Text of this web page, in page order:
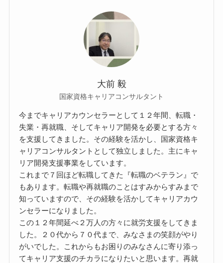
大前 毅
国家資格キャリアコンサルタント
今までキャリアカウンセラーとして１２年間、転職・
失業・再就職、そしてキャリア開発を必要とする方々
を支援してきました。その経験を活かし、国家資格キ
ャリアコンサルタントとして独立しました。主にキャ
リア開発支援事業をしています。
これまで７回ほど転職してきた『転職のベテラン』で
もあります。転職や再就職のことはすみからすみまで
知っていますので、その経験を活かしてキャリアカウ
ンセラーになりました。
この１２年間延べ２万人の方々に就労支援をしてきま
した。２０代から７０代まで、みなさまの笑顔がやり
がいでした。これからもお困りのみなさんに寄り添っ
てキャリア支援のチカラになりたいと思います。再就